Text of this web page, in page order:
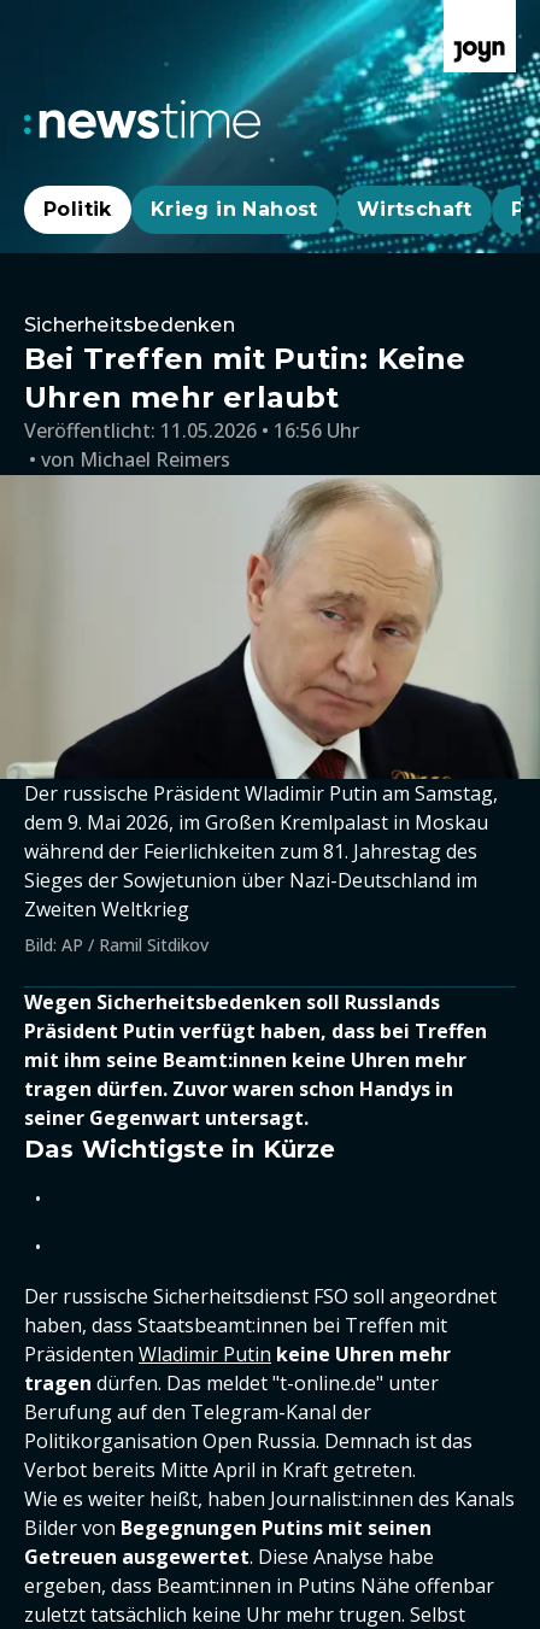
Politik Krieg in Nahost Wirtschaft
Sicherheitsbedenken
Bei Treffen mit Putin: Keine
Uhren mehr erlaubt
Veröffentlicht: 11.05.2026 • 16:56 Uhr
von Michael Reimers
Der russische Präsident Wladimir Putin am Samstag,
dem 9. Mai 2026, im Großen Kremlpalast in Moskau
während der Feierlichkeiten zum 81. Jahrestag des
Sieges der Sowjetunion über Nazi-Deutschland im
Zweiten Weltkrieg
Bild: AP / Ramil Sitdikov
Wegen Sicherheitsbedenken soll Russlands
Präsident Putin verfügt haben, dass bei Treffen
mit ihm seine Beamt:innen keine Uhren mehr
tragen dürfen. Zuvor waren schon Handys in
seiner Gegenwart untersagt.
Das Wichtigste in Kürze
Der russische Sicherheitsdienst FSO soll angeordnet
haben, dass Staatsbeamt:innen bei Treffen mit
Präsidenten Wladimir Putin keine Uhren mehr
tragen dürfen. Das meldet "t-online.de" unter
Berufung auf den Telegram-Kanal der
Politikorganisation Open Russia. Demnach ist das
Verbot bereits Mitte April in Kraft getreten.
Wie es weiter heißt, haben Journalist:innen des Kanals
Bilder von Begegnungen Putins mit seinen
Getreuen ausgewertet. Diese Analyse habe
ergeben, dass Beamt:innen in Putins Nähe offenbar
zuletzt tatsächlich keine Uhr mehr trugen. Selbst